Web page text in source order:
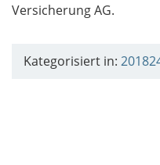
Versicherung AG.
Kategorisiert in: